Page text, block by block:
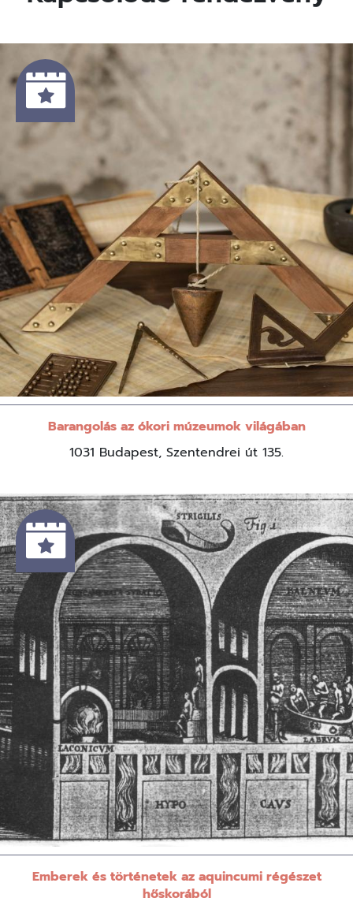
Barangolás az ókori múzeumok világában
1031 Budapest, Szentendrei út 135.
Emberek és történetek az aquincumi régészet
hőskorából